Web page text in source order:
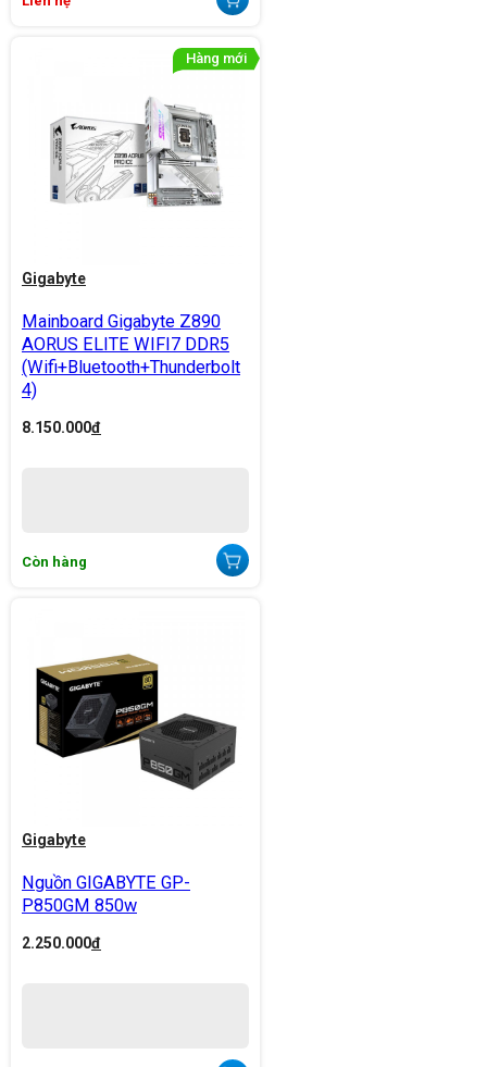
Gigabyte
Mainboard Gigabyte Z890
AORUS ELITE WIFI7 DDR5
(Wifi+Bluetooth+Thunderbolt
4)
8.150.000đ
Còn hàng
Gigabyte
Nguồn GIGABYTE GP-
P850GM 850w
2.250.000đ